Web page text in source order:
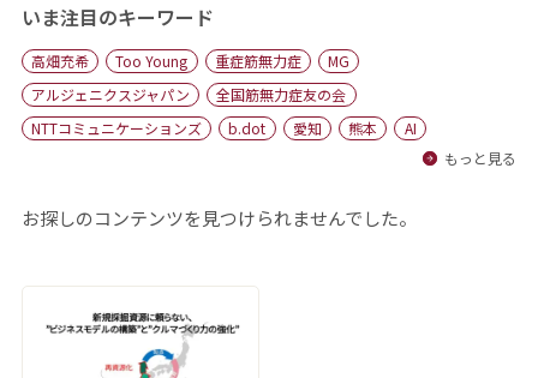
おすすめコンテンツ
出版物
会社概要
いま注目のキーワード
高畑充希 Too Young 重症筋無力症
MG
アルジェニクスジャパン
全国筋無力症友の会
NTTコミュニケーションズ
b.dot 愛知 熊本
AI
もっと見る
お探しのコンテンツを見つけられませんでした。